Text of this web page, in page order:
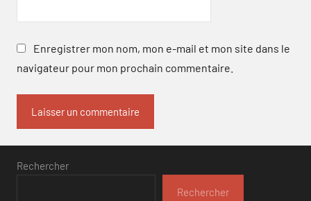
Enregistrer mon nom, mon e-mail et mon site dans le
navigateur pour mon prochain commentaire.
Rechercher
Rechercher